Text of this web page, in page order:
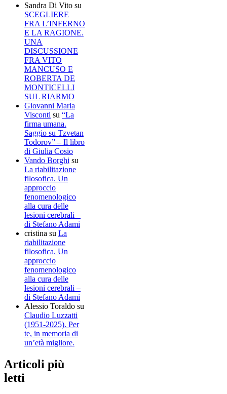
Sandra Di Vito su
SCEGLIERE
FRA L’INFERNO
E LA RAGIONE.
UNA
DISCUSSIONE
FRA VITO
MANCUSO E
ROBERTA DE
MONTICELLI
SUL RIARMO
Giovanni Maria
Visconti su “La
firma umana.
Saggio su Tzvetan
Todorov” – Il libro
di Giulia Cosio
Vando Borghi su
La riabilitazione
filosofica. Un
approccio
fenomenologico
alla cura delle
lesioni cerebrali –
di Stefano Adami
cristina su La
riabilitazione
filosofica. Un
approccio
fenomenologico
alla cura delle
lesioni cerebrali –
di Stefano Adami
Alessio Toraldo su
Claudio Luzzatti
(1951-2025). Per
te, in memoria di
un’età migliore.
Articoli più
letti